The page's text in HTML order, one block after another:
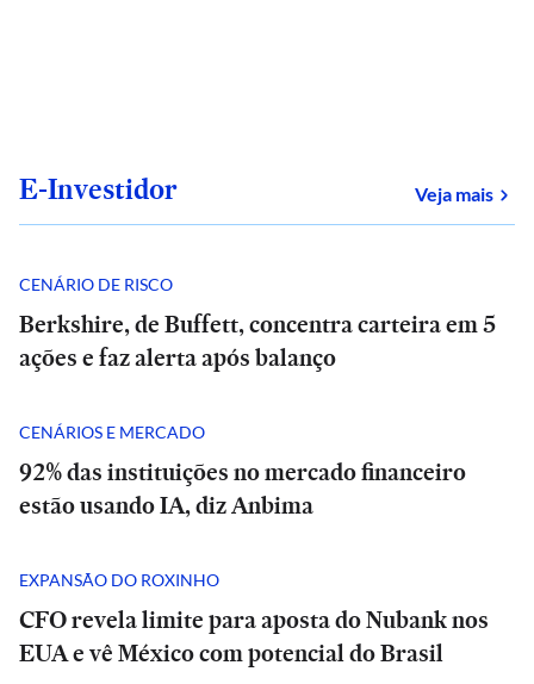
E-Investidor Veja mais
CENÁRIO DE RISCO
Berkshire, de Buffett, concentra carteira em 5
ações e faz alerta após balanço
CENÁRIOS E MERCADO
92% das instituições no mercado financeiro
estão usando IA, diz Anbima
EXPANSÃO DO ROXINHO
CFO revela limite para aposta do Nubank nos
EUA e vê México com potencial do Brasil